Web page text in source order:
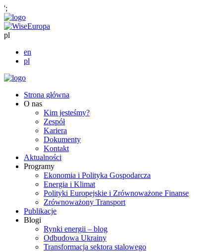
';
pl
en
pl
Strona główna
O nas
Kim jesteśmy?
Zespół
Kariera
Dokumenty
Kontakt
Aktualności
Programy
Ekonomia i Polityka Gospodarcza
Energia i Klimat
Polityki Europejskie i Zrównoważone Finanse
Zrównoważony Transport
Publikacje
Blogi
Rynki energii – blog
Odbudowa Ukrainy
Transformacja sektora stalowego